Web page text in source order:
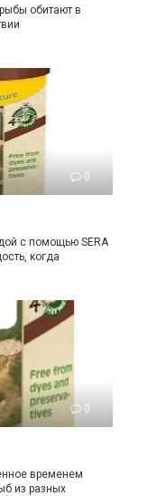
обитают в
0
с помощью SERA
когда
0
временем
из разных